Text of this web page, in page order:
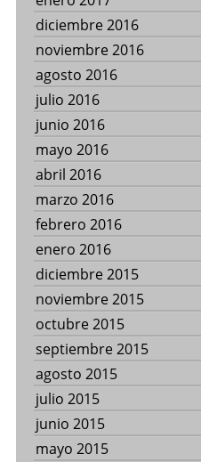
diciembre 2016
noviembre 2016
agosto 2016
julio 2016
junio 2016
mayo 2016
abril 2016
marzo 2016
febrero 2016
enero 2016
diciembre 2015
noviembre 2015
octubre 2015
septiembre 2015
agosto 2015
julio 2015
junio 2015
mayo 2015